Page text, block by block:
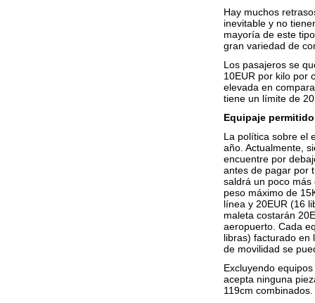
Hay muchos
inevitable y no
mayoría de este
gran variedad de
Los pasajeros se
10EUR por kilo por
elevada en
tiene un límite de
Equipaje
La política sobre el
año. Actualmente,
encuentre por
antes de pagar por
saldrá un poco
peso máximo de
línea y 20EUR (16
maleta costarán
aeropuerto. Cada
libras) facturado en
de movilidad se
Excluyendo
acepta ninguna
119cm combinados.